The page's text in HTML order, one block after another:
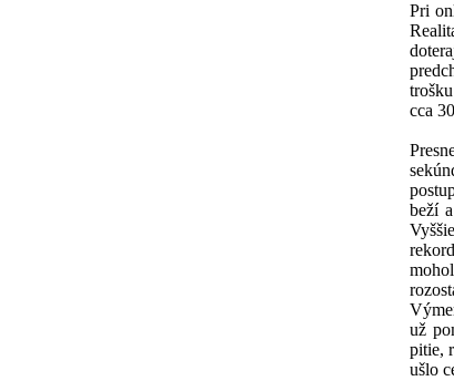
Pri
cca
beží
už
pitie,
ušlo